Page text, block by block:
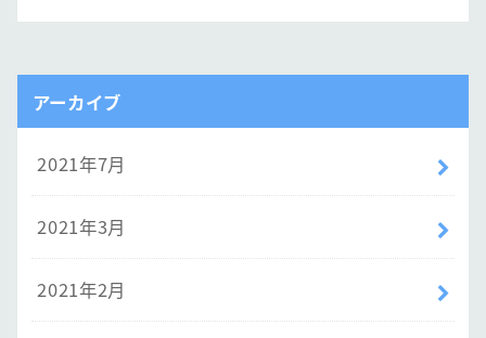
アーカイブ
2021年7月
2021年3月
2021年2月